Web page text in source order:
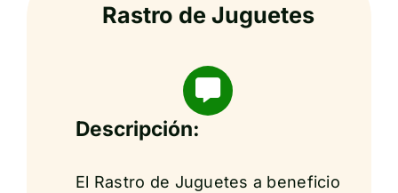
Rastro de Juguetes
Descripción:
El Rastro de Juguetes a beneficio